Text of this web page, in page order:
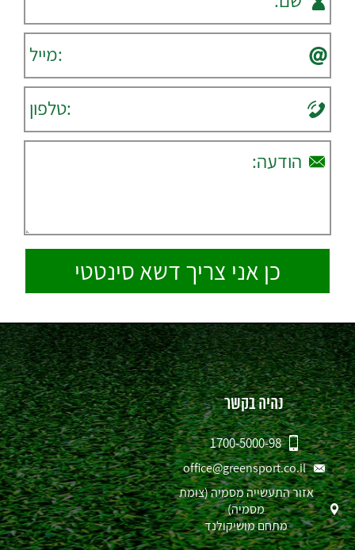
נהיה בקשר
1700-5000-98
office@greensport.co.il
אזור התעשייה מסמיה (צומת
מסמיה)
מתחם מושיקולנד